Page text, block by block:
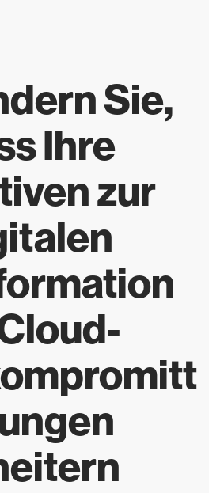
Sie,
Ihre
zur